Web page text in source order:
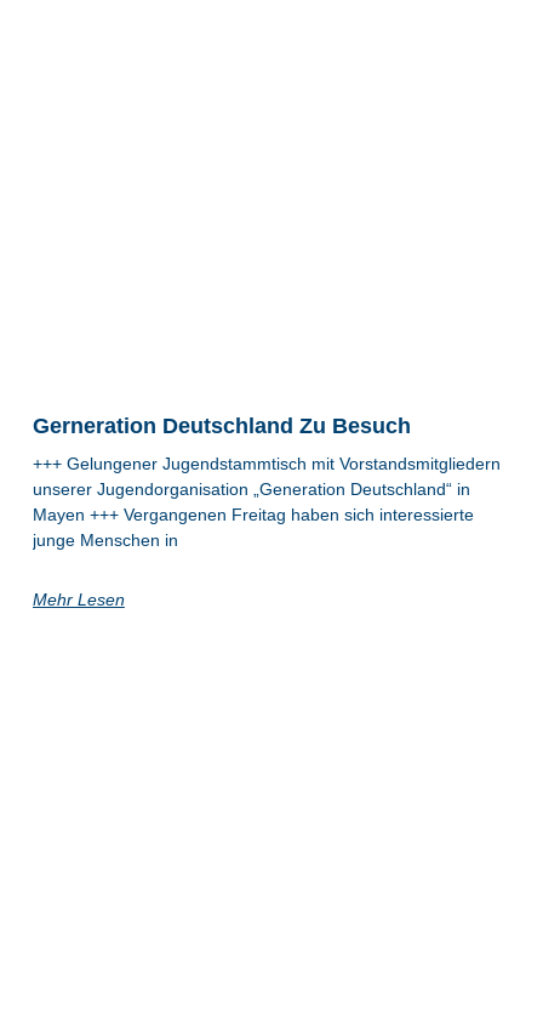
Gerneration Deutschland Zu Besuch
+++ Gelungener Jugendstammtisch mit Vorstandsmitgliedern
unserer Jugendorganisation „Generation Deutschland“ in
Mayen +++ Vergangenen Freitag haben sich interessierte
junge Menschen in
Mehr Lesen